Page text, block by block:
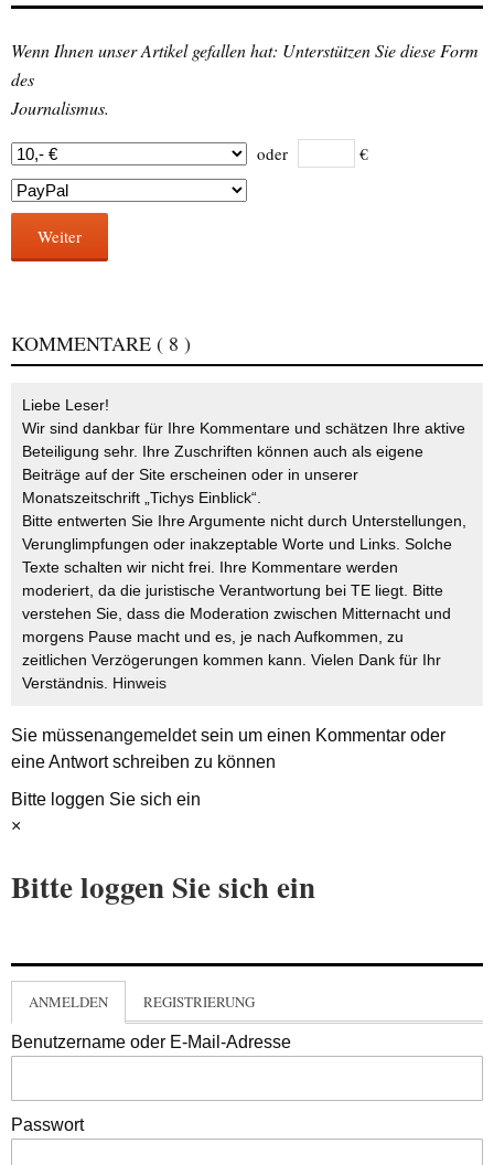
Wenn Ihnen unser Artikel gefallen hat: Unterstützen Sie diese Form
des
Journalismus.
oder €
Weiter
KOMMENTARE ( 8 )
Liebe Leser!
Wir sind dankbar für Ihre Kommentare und schätzen Ihre aktive
Beteiligung sehr. Ihre Zuschriften können auch als eigene
Beiträge auf der Site erscheinen oder in unserer
Monatszeitschrift „Tichys Einblick“.
Bitte entwerten Sie Ihre Argumente nicht durch Unterstellungen,
Verunglimpfungen oder inakzeptable Worte und Links. Solche
Texte schalten wir nicht frei. Ihre Kommentare werden
moderiert, da die juristische Verantwortung bei TE liegt. Bitte
verstehen Sie, dass die Moderation zwischen Mitternacht und
morgens Pause macht und es, je nach Aufkommen, zu
zeitlichen Verzögerungen kommen kann. Vielen Dank für Ihr
Verständnis. Hinweis
Sie müssenangemeldetsein um einen Kommentar oder
eine Antwort schreiben zu können
Bitte loggen Sie sich ein
×
Bitte loggen Sie sich ein
ANMELDEN REGISTRIERUNG
Benutzername oder E-Mail-Adresse
Passwort